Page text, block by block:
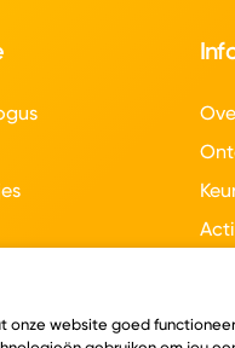
website goed